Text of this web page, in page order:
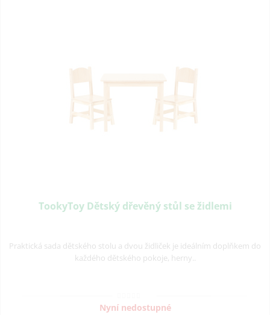
TookyToy Dětský dřevěný stůl se židlemi
Praktická sada dětského stolu a dvou židliček je ideálním doplňkem do
každého dětského pokoje, herny..
Nyní nedostupné